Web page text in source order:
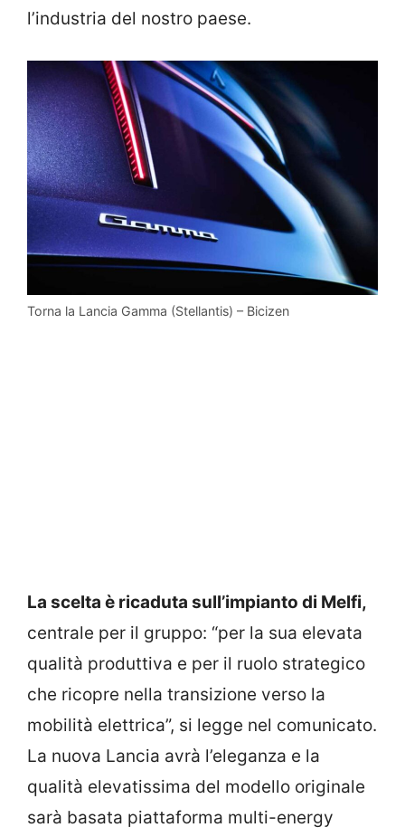
l’industria del nostro paese.
Torna la Lancia Gamma (Stellantis) – Bicizen
La scelta è ricaduta sull’impianto di Melfi,
centrale per il gruppo: “per la sua elevata
qualità produttiva e per il ruolo strategico
che ricopre nella transizione verso la
mobilità elettrica”, si legge nel comunicato.
La nuova Lancia avrà l’eleganza e la
qualità elevatissima del modello originale
sarà basata piattaforma multi-energy